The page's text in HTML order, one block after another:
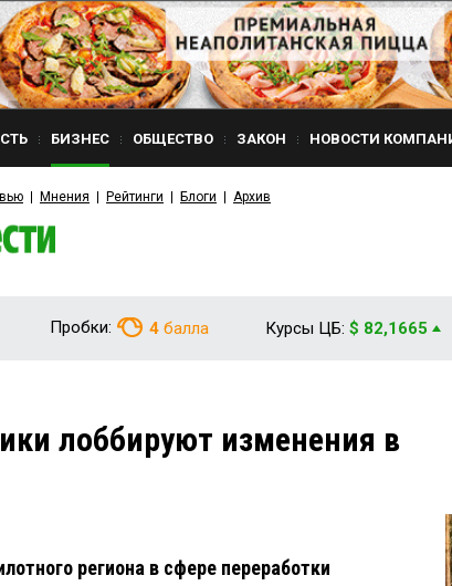
БИЗНЕС ОБЩЕСТВО ЗАКОН НОВОСТИ
Мнения Рейтинги Блоги Архив
Пробки: 4 балла Курсы ЦБ: $ 82,1665
лоббируют изменения в
региона в сфере переработки